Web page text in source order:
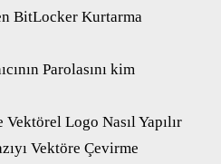
BitLocker Kurtarma
Parolasını kim
Logo Nasıl Yapılır
Vektöre Çevirme